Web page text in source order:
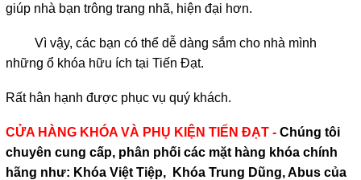
giúp nhà bạn trông trang nhã, hiện đại hơn.
Vì vậy, các bạn có thể dễ dàng sắm cho nhà mình
những ổ khóa hữu ích tại Tiến Đạt.
Rất hân hạnh được phục vụ quý khách.
CỬA HÀNG KHÓA VÀ PHỤ KIỆN TIẾN ĐẠT - Chúng tôi
chuyên cung cấp, phân phối các mặt hàng khóa chính
hãng như: Khóa Việt Tiệp, Khóa Trung Dũng, Abus của